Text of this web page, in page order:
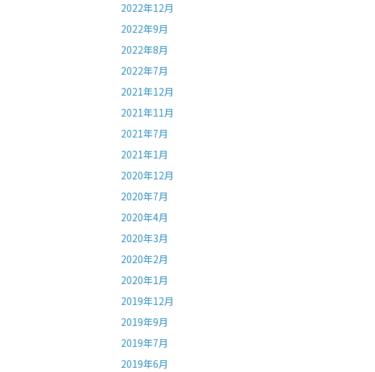
2022年12月
2022年9月
2022年8月
2022年7月
2021年12月
2021年11月
2021年7月
2021年1月
2020年12月
2020年7月
2020年4月
2020年3月
2020年2月
2020年1月
2019年12月
2019年9月
2019年7月
2019年6月